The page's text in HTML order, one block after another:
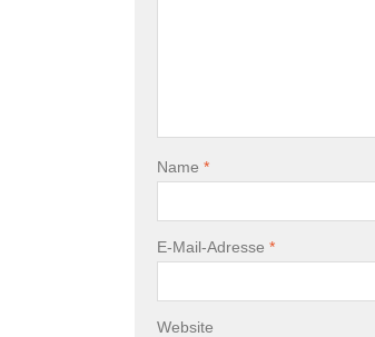
Name *
E-Mail-Adresse *
Website